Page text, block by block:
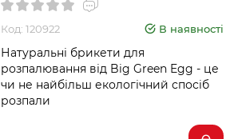
Код: 120922 В наявності
Натуральні брикети для
розпалювання від Big Green Egg - це
чи не найбільш екологічний спосіб
розпали